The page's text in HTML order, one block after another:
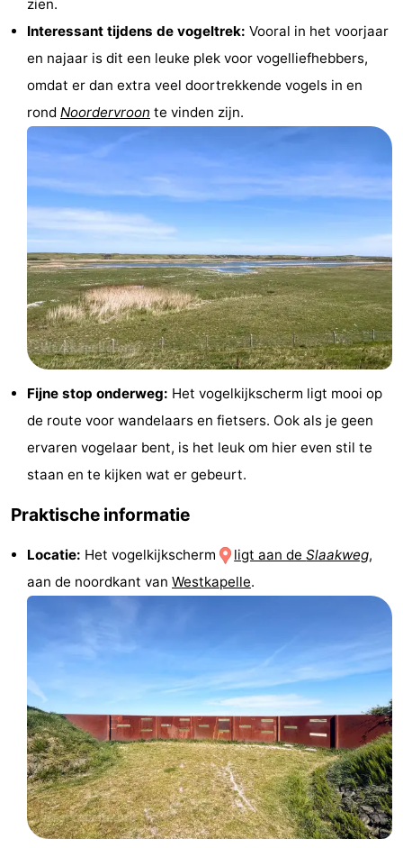
Speeltuinen
-
Binnenspeeltuinen
Bowlen
Minigolfbanen
Wellness
centra
Dorpen
Steden
Natuur
Rondleidingen
Sporten
Zwembaden
-
Fietsen
Wandelen
Paardrijden
-
Maneges
-
Golfbanen
Eten
drinken
Mondriaan
Toorop
Evenementen
Praktisch
Forum
zien.
Interessant tijdens de vogeltrek: Vooral in het voorjaar
en najaar is dit een leuke plek voor vogelliefhebbers,
omdat er dan extra veel doortrekkende vogels in en
rond Noordervroon te vinden zijn.
Fijne stop onderweg: Het vogelkijkscherm ligt mooi op
de route voor wandelaars en fietsers. Ook als je geen
ervaren vogelaar bent, is het leuk om hier even stil te
staan en te kijken wat er gebeurt.
Praktische informatie
Locatie: Het vogelkijkscherm ligt aan deSlaakweg,
aan de noordkant van Westkapelle.